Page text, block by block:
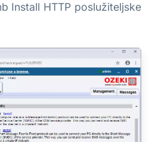
Install HTTP poslužiteljske